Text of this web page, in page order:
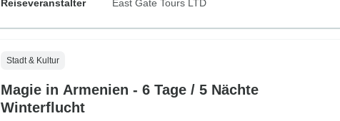
Reiseveranstalter
East Gate Tours LTD
Stadt & Kultur
Magie in Armenien - 6 Tage / 5 Nächte
Winterflucht